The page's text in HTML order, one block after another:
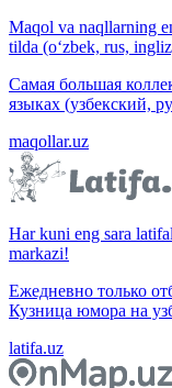
Maqol va naqllarning
tilda (o‘zbek, rus,
Самая большая
языках (узбекский,
maqollar.uz
Har kuni eng sara
markazi!
Ежедневно только
Кузница юмора на
latifa.uz